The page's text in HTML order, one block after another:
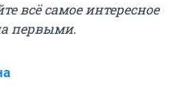
всё самое интересное
первыми.